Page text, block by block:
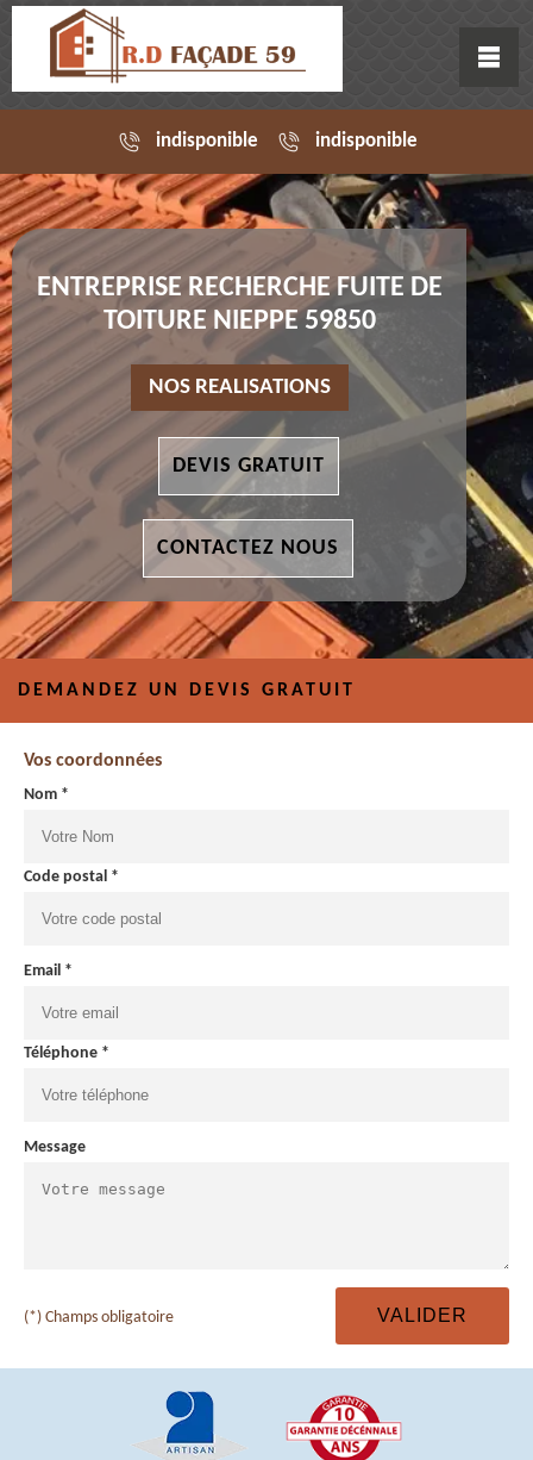
indisponible indisponible
ENTREPRISE RECHERCHE FUITE DE
TOITURE NIEPPE 59850
NOS REALISATIONS
DEVIS GRATUIT
CONTACTEZ NOUS
DEMANDEZ UN DEVIS GRATUIT
Vos coordonnées
Nom *
Code postal *
Email *
Téléphone *
Message
(*) Champs obligatoire